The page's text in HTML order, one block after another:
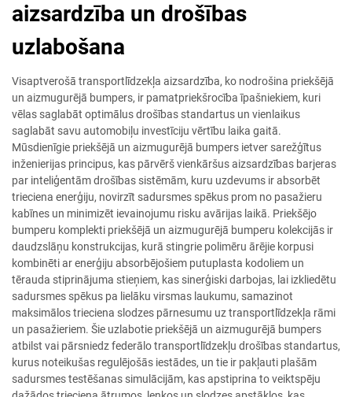
aizsardzība un drošības
uzlabošana
Visaptverošā transportlīdzekļa aizsardzība, ko nodrošina priekšējā
un aizmugurējā bumpers, ir pamatpriekšrocība īpašniekiem, kuri
vēlas saglabāt optimālus drošības standartus un vienlaikus
saglabāt savu automobiļu investīciju vērtību laika gaitā.
Mūsdienīgie priekšējā un aizmugurējā bumpers ietver sarežģītus
inženierijas principus, kas pārvērš vienkāršus aizsardzības barjeras
par inteliģentām drošības sistēmām, kuru uzdevums ir absorbēt
trieciena enerģiju, novirzīt sadursmes spēkus prom no pasažieru
kabīnes un minimizēt ievainojumu risku avārijas laikā. Priekšējo
bumperu komplekti priekšējā un aizmugurējā bumperu kolekcijās ir
daudzslāņu konstrukcijas, kurā stingrie polimēru ārējie korpusi
kombinēti ar enerģiju absorbējošiem putuplasta kodoliem un
tērauda stiprinājuma stieņiem, kas sinerģiski darbojas, lai izkliedētu
sadursmes spēkus pa lielāku virsmas laukumu, samazinot
maksimālos trieciena slodzes pārnesumu uz transportlīdzekļa rāmi
un pasažieriem. Šie uzlabotie priekšējā un aizmugurējā bumpers
atbilst vai pārsniedz federālo transportlīdzekļu drošības standartus,
kurus noteikušas regulējošās iestādes, un tie ir pakļauti plašām
sadursmes testēšanas simulācijām, kas apstiprina to veiktspēju